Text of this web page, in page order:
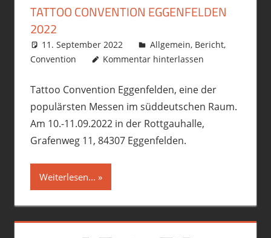
TATTOO CONVENTION EGGENFELDEN
2022
11. September 2022 philofax
Allgemein, Bericht,
Convention
Kommentar hinterlassen
Tattoo Convention Eggenfelden, eine der
populärsten Messen im süddeutschen Raum.
Am 10.-11.09.2022 in der Rottgauhalle,
Grafenweg 11, 84307 Eggenfelden.
Weiterlesen...